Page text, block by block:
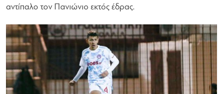
αντίπαλο τον Πανιώνιο εκτός έδρας.